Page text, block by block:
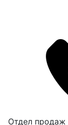
Отдел продаж